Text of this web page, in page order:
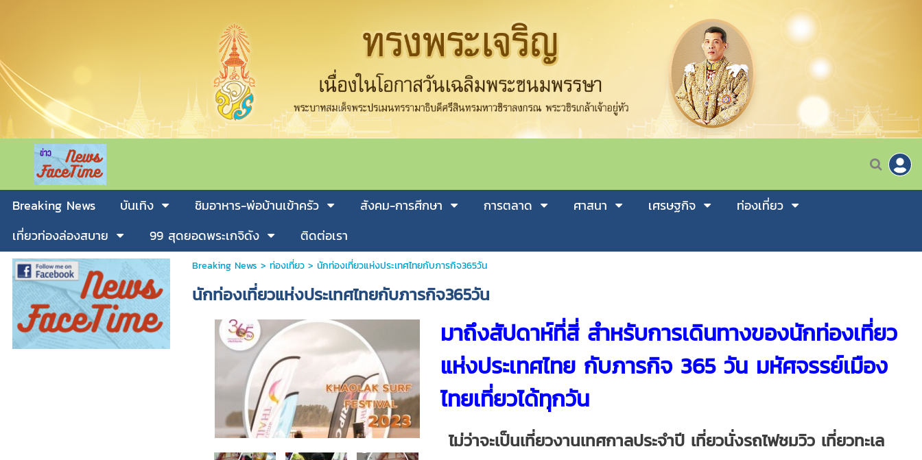
Breaking News บันเทิง ชิมอาหาร-พ่อบ้านเข้าครัว สังคม-การศีกษา การตลาด ศาสนา เศรษฐกิจ
ท่องเที่ยว
เที่ยวท่องล่องสบาย
99 สุดยอดพระเกจิดัง ติดต่อเรา
Breaking News > ท่องเที่ยว> นักท่องเที่ยวแห่งประเทศไทยกับภารกิจ365วัน
นักท่องเที่ยวแห่งประเทศไทยกับภารกิจ365วัน
มาถึงสัปดาห์ที่สี่ สำหรับการเดินทางของนักท่องเที่ยว
แห่งประเทศไทย กับภารกิจ 365 วัน มหัศจรรย์เมือง
ไทยเที่ยวได้ทุกวัน
ไม่ว่าจะเป็นเที่ยวงานเทศกาลประจำปี เที่ยวนั่งรถไฟชมวิว เที่ยวทะเล